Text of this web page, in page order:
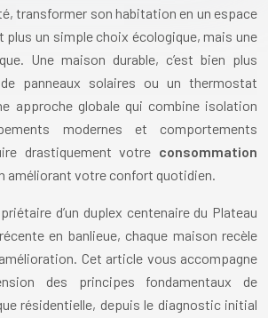
transformer son habitation en un espace
plus un simple choix écologique, mais une
Une maison durable, c’est bien plus
de panneaux solaires ou un thermostat
approche globale qui combine isolation
modernes et comportements
drastiquement votre consommation
améliorant votre confort quotidien.
d’un duplex centenaire du Plateau
en banlieue, chaque maison recèle
Cet article vous accompagne
des principes fondamentaux de
résidentielle, depuis le diagnostic initial